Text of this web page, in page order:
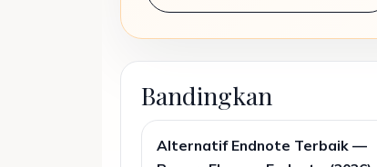
Bandingkan
Alternatif Endnote Terbaik —